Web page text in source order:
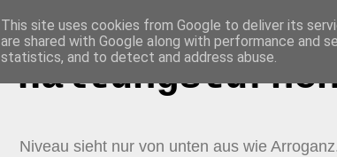
Niveau sieht nur von unten aus wie
This site uses cookies from Google to deliver its
are shared with Google along with performance and
statistics, and to detect and address abuse.